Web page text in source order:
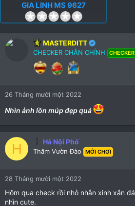
GIA LINH MS 9627
0
.
0
0
s
r
s
)
MASTERDITT
CHECKER CHÂN CHÍNH
26 Tháng mười một 2022
Nhìn ảnh lồn múp đẹp quá
H Hà Nội Phố
Thăm Vườn Đào MỚI CHƠI
28 Tháng mười một 2022
Hôm qua check rồi nhỏ nhắn xinh xắn
nhìn cute.